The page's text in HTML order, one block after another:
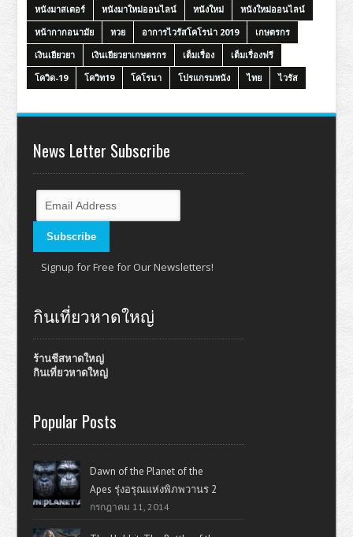
หนังมาสเตอร์
หนังมาใหม่ออนไลน์ หนังใหม่
หนังใหม่ออนไลน์
หน้ากากอนามัย
หวย อาการไวรัสโคโรน่า 2019
เกษตรกร
เงินเยียวยา
เงินเยียวยาเกษตรกร เต็มเรื่อง
เต็มเรื่องฟรี
โควิด-19
โควิท19 โคโรนา โปรแกรมหนัง ไทย ไวรัส
News Letter Subscribe
Signup for Free for Our Newsletters!
กินเที่ยวหาดใหญ่
ร้านชีสหาดใหญ่
กินเที่ยวหาดใหญ่
Popular Posts
Dawn of the Planet of the
Apes รุ่งอรุณแห่งพิภพวานร 2
กรกฎาคม 11, 2014